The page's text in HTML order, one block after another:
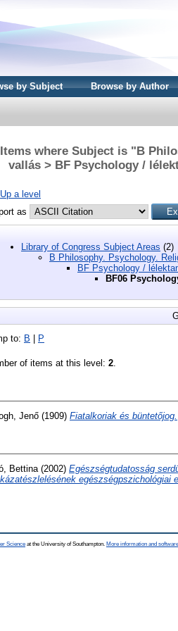
by Subject Browse by Author
Items where Subject is "B
vallás > BF Psychology /
Up a level
as
Library of Congress Subject Areas (2)
B Philosophy. Psychology.
BF Psychology /
BF06
to: B P
of items at this level: 2.
Jenő (1909) Fiatalkoriak és büntetőjog.
Bettina (2002) Egészségtudatosság
egészségpszichológiai
Science at the University of Southampton. More information and